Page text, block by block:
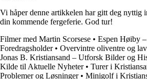
Vi håper denne artikkelen har gitt deg nyttig
din kommende fergeferie. God tur!
Filmer med Martin Scorsese • Espen Høiby
Foredragsholder• Overvintre oliventre og
Jonas B. Kristiansand – Utforsk Bilder og
Kilde til Aktuelle Nyheter• Turer i
Problemer og Løsninger• Minigolf i